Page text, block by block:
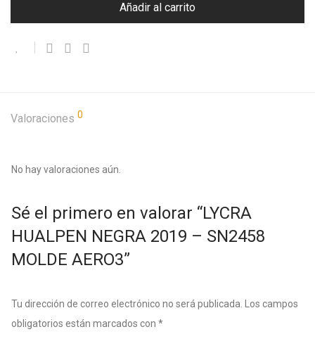
Añadir al carrito
Valoraciones 0
No hay valoraciones aún.
Sé el primero en valorar “LYCRA
HUALPEN NEGRA 2019 – SN2458
MOLDE AERO3”
Tu dirección de correo electrónico no será publicada.
Los campos
obligatorios están marcados con *